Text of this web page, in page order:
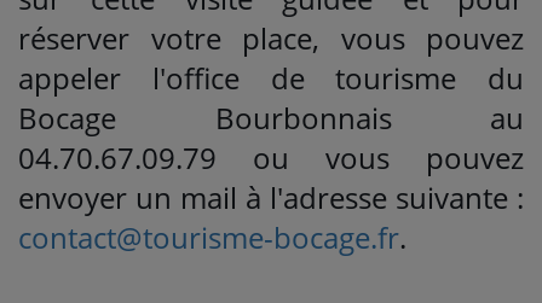
réserver votre place, vous pouvez
appeler l'office de tourisme du
Bocage Bourbonnais au
04.70.67.09.79 ou vous pouvez
envoyer un mail à l'adresse suivante :
contact@tourisme-bocage.fr.